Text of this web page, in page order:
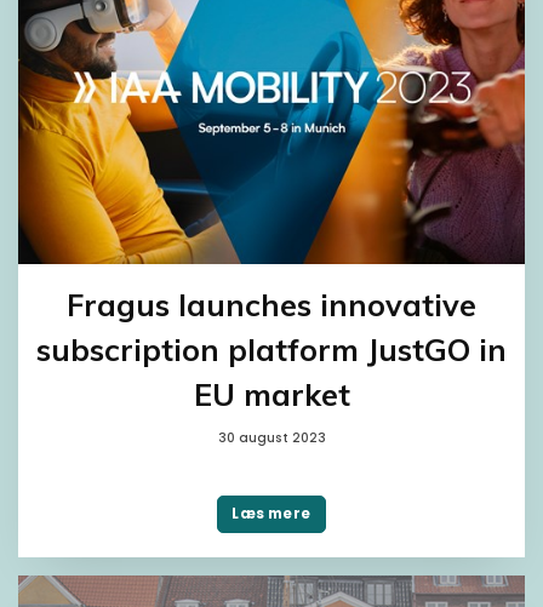
Fragus launches innovative
subscription platform JustGO in
EU market
30 august 2023
Læs mere